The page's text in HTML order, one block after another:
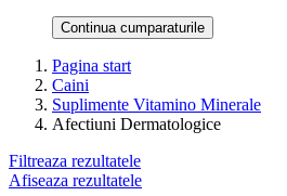
Continua cumparaturile
Pagina start
Caini
Suplimente Vitamino Minerale
Afectiuni Dermatologice
Filtreaza rezultatele
Afiseaza rezultatele